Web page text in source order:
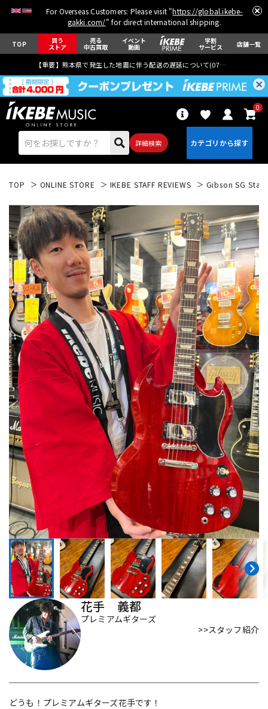
For Overseas Customers: Please visit "https://global.ikebe-
gakki.com/" for direct international shipping.
TOP 買う
ストア
売る
中古買取
イベント
動画
学割
サービス 店舗一覧
【重要】熊本県で発生した地震に伴う配送の遅延について(07月29日
詳細検索
0
エレキギター アコギ/エレアコ
ベース ウクレレ
ドラム パーカッション
キーボード 電子ピアノ
管楽器 その他楽器
エフェクター
DJ機器
DTM オンライン納品 レコーディング機器
配信/ライブ機器 楽器アクセサリ
中古 ヴィンテージ
TOP ONLINE STORE IKEBE STAFF REVIEWS Gibson SG
花手 義都
プレミアムギターズ
>>スタッフ紹介
どうも！プレミアムギターズ花手です！